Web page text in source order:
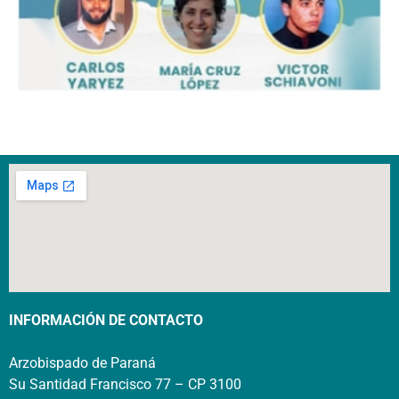
INFORMACIÓN DE CONTACTO
Arzobispado de Paraná
Su Santidad Francisco 77 – CP 3100